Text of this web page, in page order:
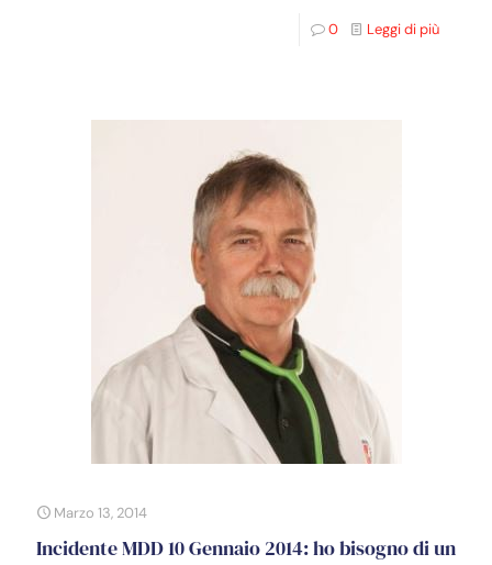
0 Leggi di più
Marzo 13, 2014
Incidente MDD 10 Gennaio 2014: ho bisogno di un